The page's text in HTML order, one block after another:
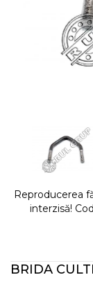
Reproducerea
interzisă!
BRIDA